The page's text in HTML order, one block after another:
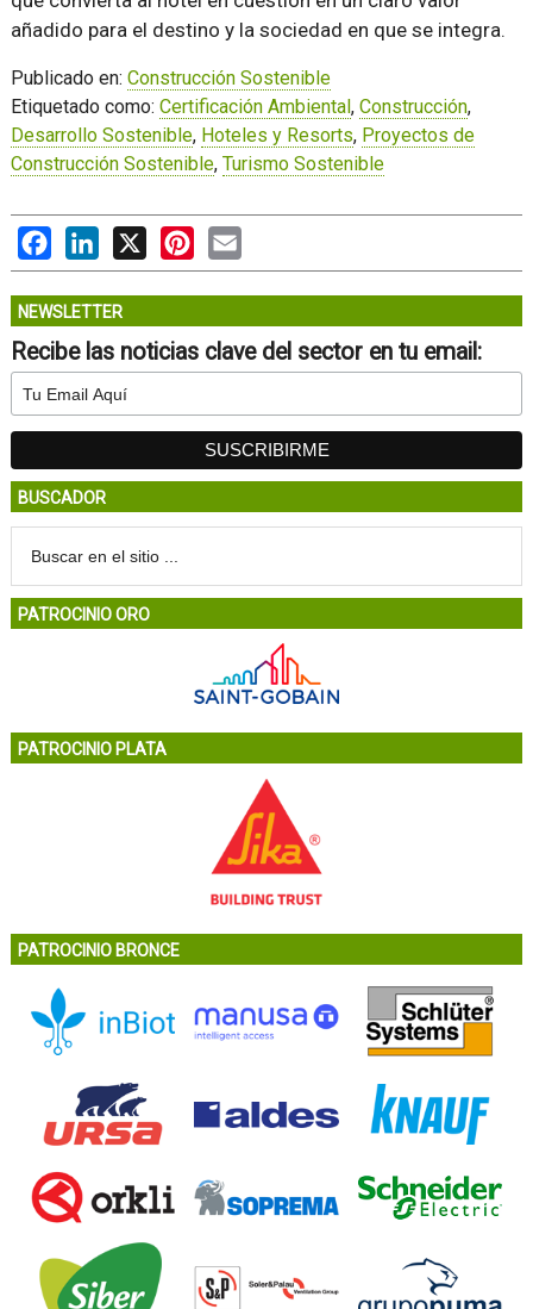
añadido para el destino y la sociedad en que se integra.
Publicado en: Construcción Sostenible
Etiquetado como: Certificación Ambiental, Construcción,
Desarrollo Sostenible, Hoteles y Resorts, Proyectos de
Construcción Sostenible, Turismo Sostenible
FacebookLinkedIn
X PinterestEmail
NEWSLETTER
Recibe las noticias clave del sector en tu email:
BUSCADOR
PATROCINIO ORO
PATROCINIO PLATA
PATROCINIO BRONCE